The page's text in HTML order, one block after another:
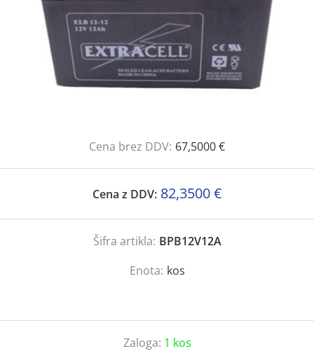
Cena brez DDV: 67,5000 €
Cena z DDV: 82,3500 €
Šifra artikla: BPB12V12A
Enota: kos
Zaloga: 1 kos